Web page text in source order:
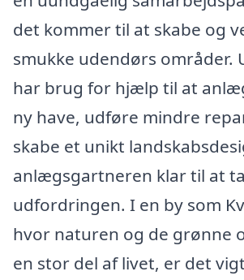
det kommer til at skabe og
smukke udendørs områder.
har brug for hjælp til at
ny have, udføre mindre
skabe et unikt
anlægsgartneren klar til at
udfordringen. I en by som
hvor naturen og de grønne
en stor del af livet, er det